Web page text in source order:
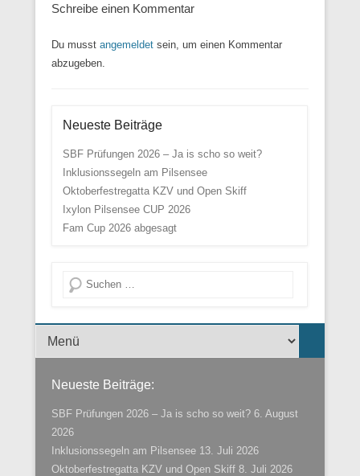
Schreibe einen Kommentar
Du musst angemeldet sein, um einen Kommentar
abzugeben.
Neueste Beiträge
SBF Prüfungen 2026 – Ja is scho so weit?
Inklusionssegeln am Pilsensee
Oktoberfestregatta KZV und Open Skiff
Ixylon Pilsensee CUP 2026
Fam Cup 2026 abgesagt
Suche
Menü der Fußzeile
Neueste Beiträge:
SBF Prüfungen 2026 – Ja is scho so weit? 6. August
2026
Inklusionssegeln am Pilsensee 13. Juli 2026
Oktoberfestregatta KZV und Open Skiff 8. Juli 2026